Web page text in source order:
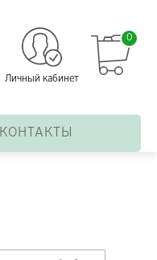
Личный кабинет
0
КОНТАКТЫ